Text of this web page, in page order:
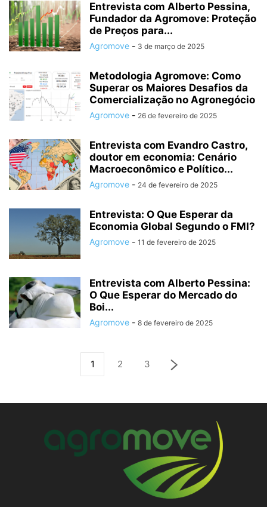
Entrevista com Alberto Pessina,
Fundador da Agromove: Proteção
de Preços para...
Agromove - 3 de março de 2025
Metodologia Agromove: Como
Superar os Maiores Desafios da
Comercialização no Agronegócio
Agromove - 26 de fevereiro de 2025
Entrevista com Evandro Castro,
doutor em economia: Cenário
Macroeconômico e Político...
Agromove - 24 de fevereiro de 2025
Entrevista: O Que Esperar da
Economia Global Segundo o FMI?
Agromove - 11 de fevereiro de 2025
Entrevista com Alberto Pessina:
O Que Esperar do Mercado do
Boi...
Agromove - 8 de fevereiro de 2025
1 2 3